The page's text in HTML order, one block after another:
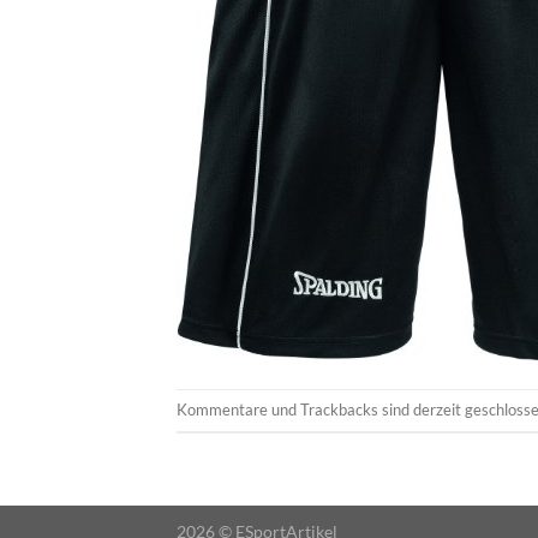
Kommentare und Trackbacks sind derzeit
2026 © ESportArtikel